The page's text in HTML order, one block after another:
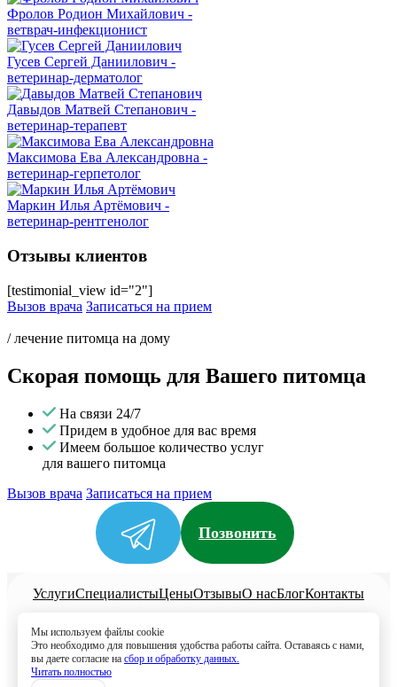
Фролов Родион Михайлович -
ветврач-инфекционист
Гусев Сергей Даниилович -
ветеринар-дерматолог
Давыдов Матвей Степанович -
ветеринар-терапевт
Максимова Ева Александровна -
ветеринар-герпетолог
Маркин Илья Артёмович -
ветеринар-рентгенолог
Отзывы клиентов
[testimonial_view id="2"]
Вызов врача Записаться на прием
/ лечение питомца на дому
Скорая помощь для Вашего питомца
На связи 24/7
Придем в удобное для вас время
Имеем большое количество услуг
для вашего питомца
Вызов врача Записаться на прием
Мы используем файлы cookie
Это необходимо для повышения удобства работы сайта. Оставаясь с нами,
вы даете согласие на сбор и обработку данных.
Читать полностью
Позвонить
УслугиСпециалистыЦеныОтзывыО насБлогКонтакты
Политика конфиденциальности
Согласие на обработку
8 (499) 113-80-28